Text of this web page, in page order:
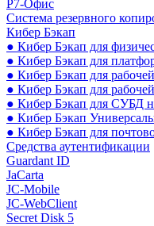
Р7-Офис
Система резервного
Кибер Бэкап
● Кибер Бэкап для
● Кибер Бэкап для
● Кибер Бэкап для
● Кибер Бэкап для
● Кибер Бэкап для СУБД
● Кибер Бэкап
● Кибер Бэкап для
Средства аутентификации
Guardant ID
JaCarta
JC-Mobile
JC-WebClient
Secret Disk 5